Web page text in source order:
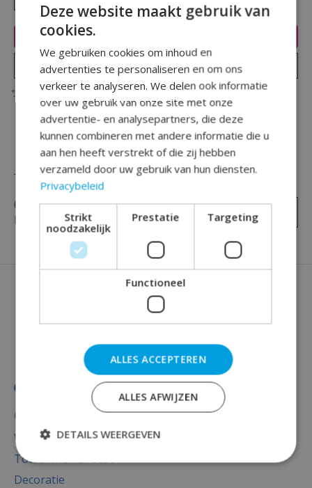
Toevoegen aan winkelwagen
Plaats bestelling
Toevoegen om te vergelijken
Reviews (0)
0 sterren op basis van0
beoordelingen
Je beoordeling toevoegen
Categorieën
Versiering
Totaal thema feest
Decoratie
Deze website maakt gebruik van
cookies.
We gebruiken cookies om inhoud en
advertenties te personaliseren en om ons
verkeer te analyseren. We delen ook informatie
over uw gebruik van onze site met onze
advertentie- en analysepartners, die deze
kunnen combineren met andere informatie die u
aan hen heeft verstrekt of die zij hebben
verzameld door uw gebruik van hun diensten.
Privacybeleid
Strikt
noodzakelijk
Prestatie Targeting
Functioneel
ALLES ACCEPTEREN
ALLES AFWIJZEN
DETAILS WEERGEVEN